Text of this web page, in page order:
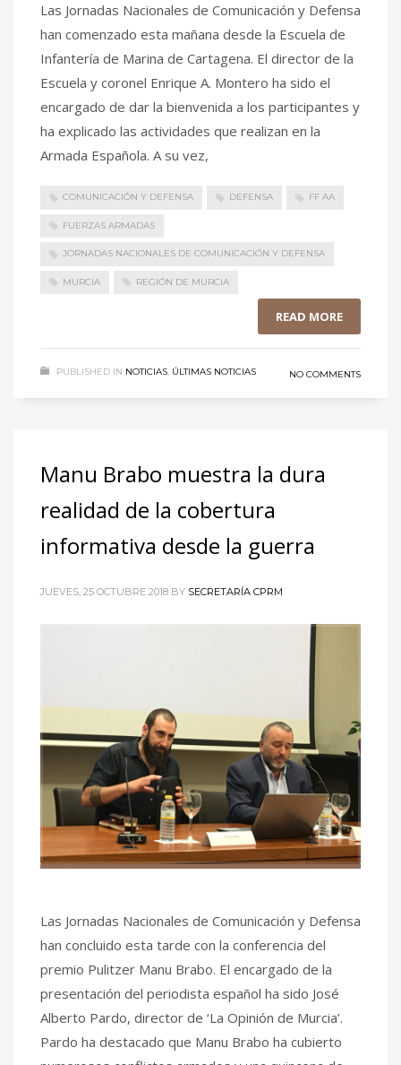
Las Jornadas Nacionales de Comunicación y Defensa
han comenzado esta mañana desde la Escuela de
Infantería de Marina de Cartagena. El director de la
Escuela y coronel Enrique A. Montero ha sido el
encargado de dar la bienvenida a los participantes y
ha explicado las actividades que realizan en la
Armada Española. A su vez,
COMUNICACIÓN Y DEFENSA DEFENSA FF AA
FUERZAS ARMADAS
JORNADAS NACIONALES DE COMUNICACIÓN Y DEFENSA
MURCIA REGIÓN DE MURCIA
READ MORE
PUBLISHED IN NOTICIAS, ÚLTIMAS NOTICIAS NO COMMENTS
Manu Brabo muestra la dura
realidad de la cobertura
informativa desde la guerra
JUEVES, 25 OCTUBRE 2018 BY SECRETARÍA CPRM
Las Jornadas Nacionales de Comunicación y Defensa
han concluido esta tarde con la conferencia del
premio Pulitzer Manu Brabo. El encargado de la
presentación del periodista español ha sido José
Alberto Pardo, director de ‘La Opinión de Murcia’.
Pardo ha destacado que Manu Brabo ha cubierto